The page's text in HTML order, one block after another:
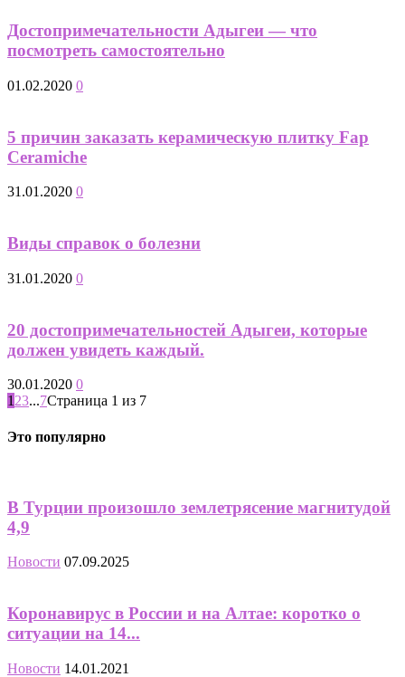
Достопримечательности Адыгеи — что
посмотреть самостоятельно
01.02.2020 0
5 причин заказать керамическую плитку Fap
Ceramiche
31.01.2020 0
Виды справок о болезни
31.01.2020 0
20 достопримечательностей Адыгеи, которые
должен увидеть каждый.
30.01.2020 0
1 23...7Страница 1 из 7
Это популярно
В Турции произошло землетрясение магнитудой
4,9
Новости 07.09.2025
Коронавирус в России и на Алтае: коротко о
ситуации на 14...
Новости 14.01.2021